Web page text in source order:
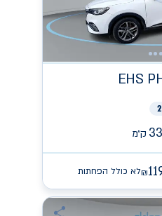
EHS
ק״מ
₪לא כולל הפחתות